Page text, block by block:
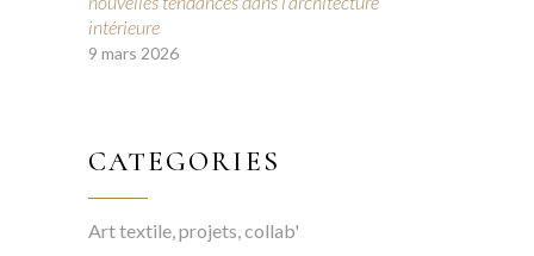
intérieure
9 mars 2026
CATEGORIES
Art textile, projets, collab'